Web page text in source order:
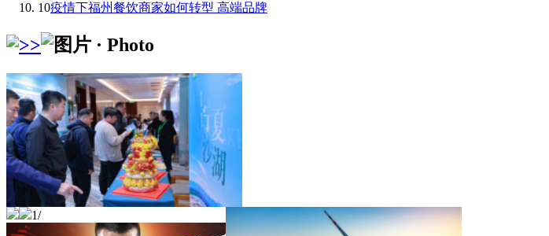
10疫情下福州餐饮商家如何转型 高端品牌
1/